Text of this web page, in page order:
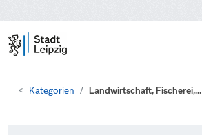
Kategorien Landwirtschaft, Fischerei,...